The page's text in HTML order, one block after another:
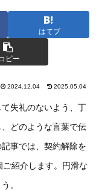
はてブ
コピー
2024.12.04 2025.05.04
失礼のないよう、丁
どのような言葉で伝
事では、契約解除を
紹介します。円滑な
。